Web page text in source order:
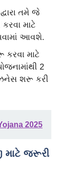
તમે જે
માટે
આવશે.
માટે
2
શરૂ કરી
2025
માટે જરૂરી